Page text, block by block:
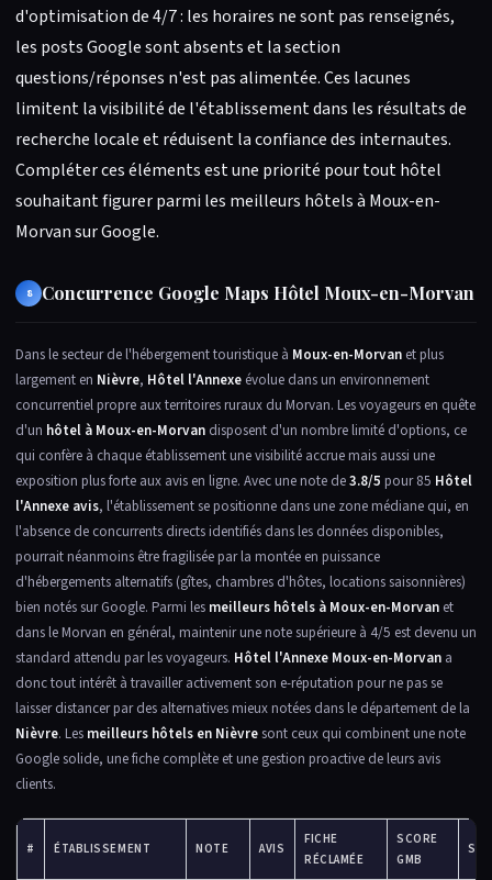
d'optimisation de 4/7 : les horaires ne sont pas renseignés,
les posts Google sont absents et la section
questions/réponses n'est pas alimentée. Ces lacunes
limitent la visibilité de l'établissement dans les résultats de
recherche locale et réduisent la confiance des internautes.
Compléter ces éléments est une priorité pour tout hôtel
souhaitant figurer parmi les meilleurs hôtels à Moux-en-
Morvan sur Google.
8 Concurrence Google Maps Hôtel Moux-en-Morvan
Dans le secteur de l'hébergement touristique à Moux-en-Morvan et plus
largement en Nièvre, Hôtel l'Annexe évolue dans un environnement
concurrentiel propre aux territoires ruraux du Morvan. Les voyageurs en quête
d'un hôtel à Moux-en-Morvan disposent d'un nombre limité d'options, ce
qui confère à chaque établissement une visibilité accrue mais aussi une
exposition plus forte aux avis en ligne. Avec une note de3.8/5 pour 85 Hôtel
l'Annexe avis, l'établissement se positionne dans une zone médiane qui, en
l'absence de concurrents directs identifiés dans les données disponibles,
pourrait néanmoins être fragilisée par la montée en puissance
d'hébergements alternatifs (gîtes, chambres d'hôtes, locations saisonnières)
bien notés sur Google. Parmi les meilleurs hôtels à Moux-en-Morvan et
dans le Morvan en général, maintenir une note supérieure à 4/5 est devenu un
standard attendu par les voyageurs. Hôtel l'Annexe Moux-en-Morvan a
donc tout intérêt à travailler activement son e-réputation pour ne pas se
laisser distancer par des alternatives mieux notées dans le département de la
Nièvre. Les meilleurs hôtels en Nièvresont ceux qui combinent une note
Google solide, une fiche complète et une gestion proactive de leurs avis
clients.
# ÉTABLISSEMENT NOTE AVIS
FICHE
RÉCLAMÉE
SCORE
GMB